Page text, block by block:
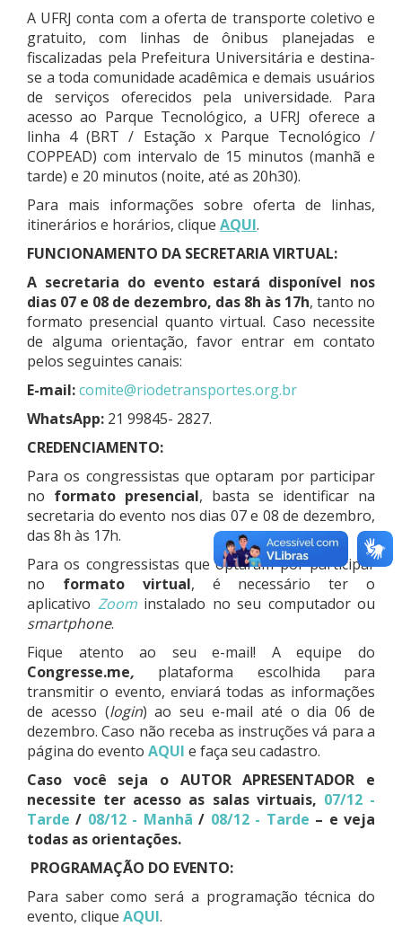
A UFRJ conta com a oferta de transporte coletivo e
gratuito, com linhas de ônibus planejadas e
fiscalizadas pela Prefeitura Universitária e destina-
se a toda comunidade acadêmica e demais usuários
de serviços oferecidos pela universidade. Para
acesso ao Parque Tecnológico, a UFRJ oferece a
linha 4 (BRT / Estação x Parque Tecnológico /
COPPEAD) com intervalo de 15 minutos (manhã e
tarde) e 20 minutos (noite, até as 20h30).
Para mais informações sobre oferta de linhas,
itinerários e horários, clique AQUI.
FUNCIONAMENTO DA SECRETARIA VIRTUAL:
A secretaria do evento estará disponível nos
dias 07 e 08 de dezembro, das 8h às 17h, tanto no
formato presencial quanto virtual. Caso necessite
de alguma orientação, favor entrar em contato
pelos seguintes canais:
E-mail:comite@riodetransportes.org.br
WhatsApp: 21 99845- 2827.
CREDENCIAMENTO:
Para os congressistas que optaram por participar
no formato presencial, basta se identificar na
secretaria do evento nos dias 07 e 08 de dezembro,
das 8h às 17h.
Para os congressistas que optaram por participar
no formato virtual, é necessário ter o
aplicativo Zoominstalado no seu computador ou
smartphone.
Fique atento ao seu e-mail! A equipe do
Congresse.me, plataforma escolhida para
transmitir o evento, enviará todas as informações
de acesso (login) ao seu e-mail até o dia 06 de
dezembro. Caso não receba as instruções vá para a
página do evento AQUI e faça seu cadastro.
Caso você seja o AUTOR APRESENTADOR e
necessite ter acesso as salas virtuais, 07/12 -
Tarde / 08/12 - Manhã / 08/12 - Tarde – e veja
todas as orientações.
PROGRAMAÇÃO DO EVENTO:
Para saber como será a programação técnica do
evento, clique AQUI.